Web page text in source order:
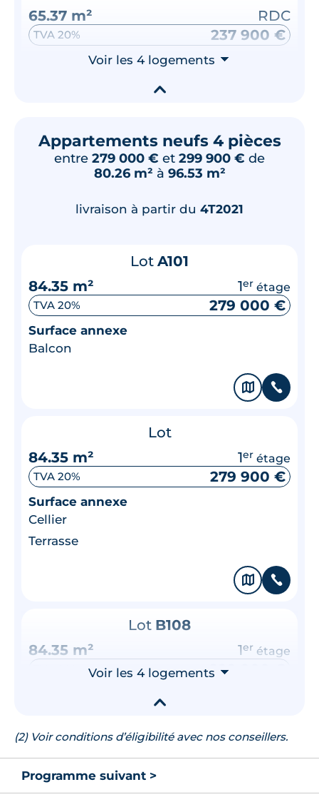
65.37 m²
RDC
TVA 20% 237 900 €
Surface annexe
LotB107
TVA 20% 237 900 €
🗞 📞
Voir les 4 logements ⮟
▾
Appartements neufs 4 pièces
entre 279 000 € et 299 900 € de
80.26 m² à 96.53 m²
livraison à partir du 4T2021
Lot A101
84.35 m²
1er étage
TVA 20% 279 000 €
Surface annexe
Balcon
🗞 📞
Lot
84.35 m²
1er étage
TVA 20% 279 900 €
Surface annexe
Cellier
Terrasse
🗞 📞
Lot B108
84.35 m²
1er étage
299 900 €
LotB103
Voir les 4 logements ⮟
▾
(2) Voir conditions d’éligibilité avec nos conseillers.
Programme suivant >